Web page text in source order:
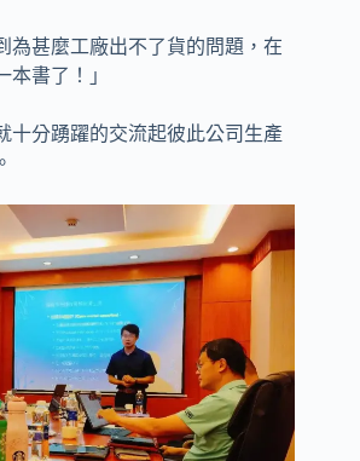
為甚麼工廠出不了貨的問題，在
本書了！」
十分踴躍的交流起彼此公司生產